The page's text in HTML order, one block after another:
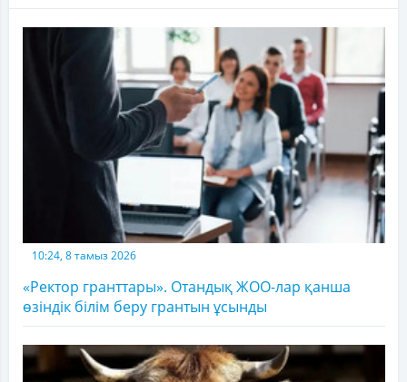
10:24, 8 тамыз 2026
«Ректор гранттары». Отандық ЖОО-лар қанша
өзіндік білім беру грантын ұсынды